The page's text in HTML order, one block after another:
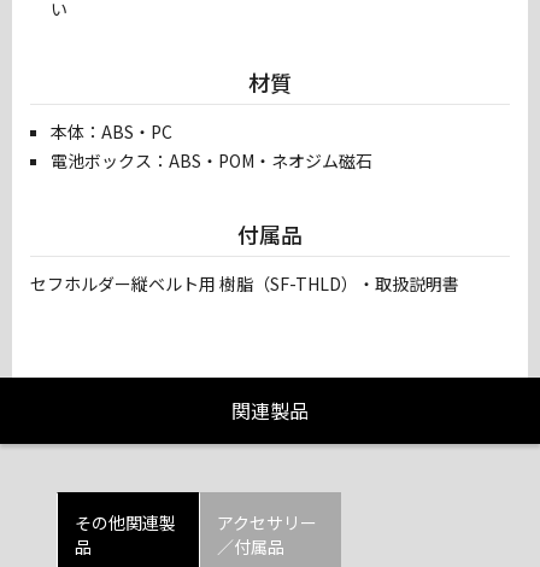
い
材質
本体：ABS・PC
電池ボックス：ABS・POM・ネオジム磁石
付属品
セフホルダー縦ベルト用 樹脂（SF-THLD）・取扱説明書
関連製品
その他関連製
品
アクセサリー
／付属品